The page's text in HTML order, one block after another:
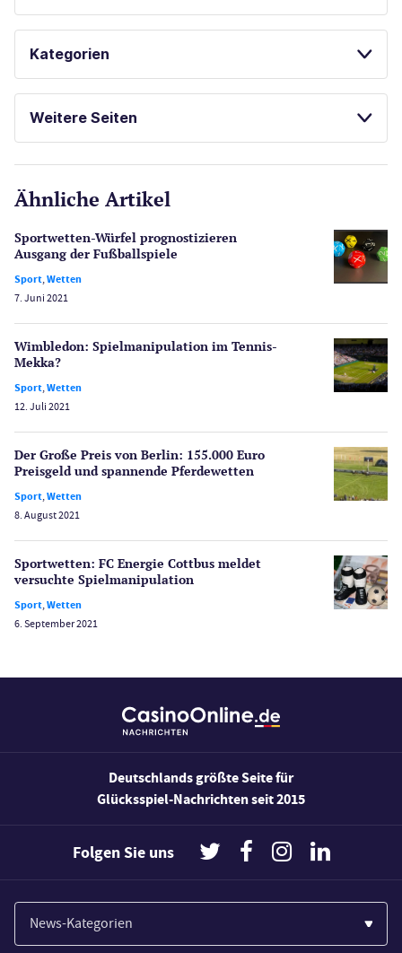
SPORTWETTEN SCHWEIZ CASINOS
BESTE ONLINE CASINOS
ONLINE SPORTWETTEN
Kategorien
Gesetzgebung
Lotterie
Poker
Schlagzeilen
Spiele
Spielerschutz
Sport
Wirtschaft
Weitere Seiten
CasinoOnline.de
PayPal Casinos
Merkur Casinos
Casino Testberichte
Bonus Ohne Einzahlung
Slot Freispiele
Ähnliche Artikel
Sportwetten-Würfel prognostizieren
Ausgang der Fußballspiele
Sport,Wetten
7. Juni 2021
Wimbledon: Spiel­manipulation im Tennis-
Mekka?
Sport,Wetten
12. Juli 2021
Der Große Preis von Berlin: 155.000 Euro
Preisgeld und spannende Pferdewetten
Sport,Wetten
8. August 2021
Sportwetten: FC Energie Cottbus meldet
versuchte Spiel­manipulation
Sport,Wetten
6. September 2021
Deutschlands größte Seite für
Glücksspiel-Nachrichten seit 2015
Folgen Sie uns
News-Kategorien